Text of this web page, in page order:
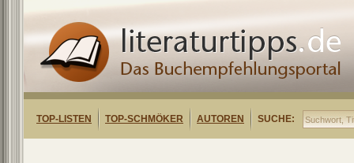
TOP-LISTEN TOP-SCHMÖKER AUTOREN SUCHE: